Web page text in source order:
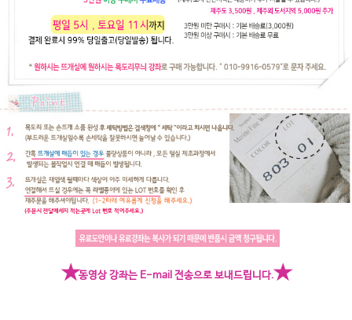
★동영상 강좌는 E-mail 전송으로 보내드립니다.★